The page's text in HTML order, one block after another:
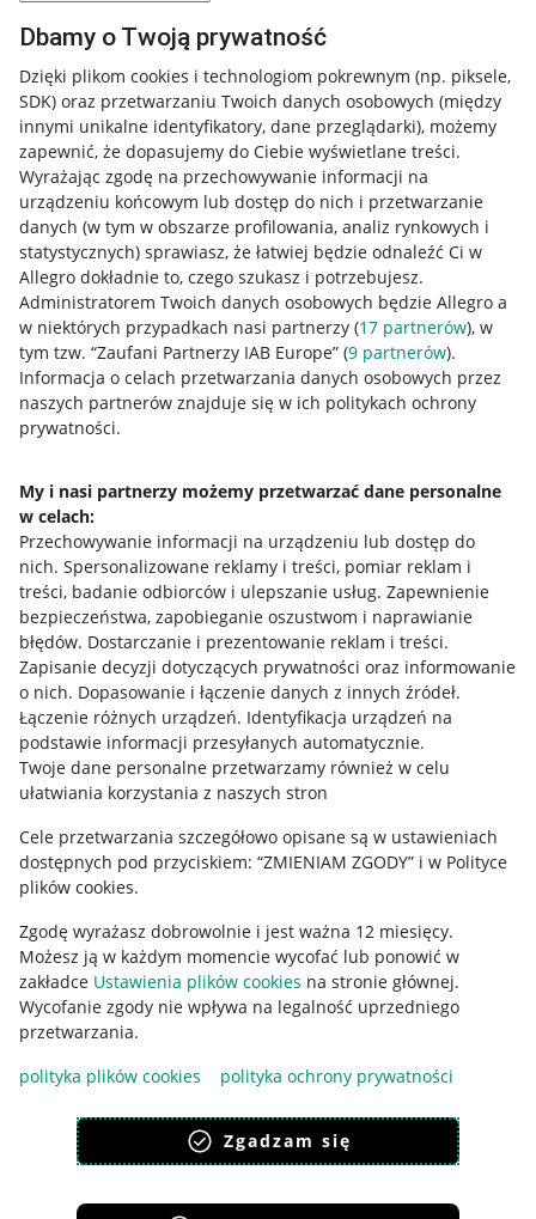
Dbamy o Twoją prywatność
Dzięki plikom cookies i technologiom pokrewnym (np. piksele,
SDK) oraz przetwarzaniu Twoich danych osobowych (między
innymi unikalne identyfikatory, dane przeglądarki), możemy
zapewnić, że dopasujemy do Ciebie wyświetlane treści.
Wyrażając zgodę na przechowywanie informacji na
urządzeniu końcowym lub dostęp do nich i przetwarzanie
danych (w tym w obszarze profilowania, analiz rynkowych i
statystycznych) sprawiasz, że łatwiej będzie odnaleźć Ci w
Allegro dokładnie to, czego szukasz i potrzebujesz.
Administratorem Twoich danych osobowych będzie Allegro a
w niektórych przypadkach nasi partnerzy (17 partnerów), w
tym tzw. “Zaufani Partnerzy IAB Europe” (9 partnerów).
Informacja o celach przetwarzania danych osobowych przez
naszych partnerów znajduje się w ich politykach ochrony
prywatności.
My i nasi partnerzy możemy przetwarzać dane personalne
w celach:
Przechowywanie informacji na urządzeniu lub dostęp do
nich. Spersonalizowane reklamy i treści, pomiar reklam i
treści, badanie odbiorców i ulepszanie usług. Zapewnienie
bezpieczeństwa, zapobieganie oszustwom i naprawianie
błędów. Dostarczanie i prezentowanie reklam i treści.
Zapisanie decyzji dotyczących prywatności oraz informowanie
o nich. Dopasowanie i łączenie danych z innych źródeł.
Łączenie różnych urządzeń. Identyfikacja urządzeń na
podstawie informacji przesyłanych automatycznie.
Twoje dane personalne przetwarzamy również w celu
ułatwiania korzystania z naszych stron
Cele przetwarzania szczegółowo opisane są w ustawieniach
dostępnych pod przyciskiem: “ZMIENIAM ZGODY” i w Polityce
plików cookies.
Zgodę wyrażasz dobrowolnie i jest ważna 12 miesięcy.
Możesz ją w każdym momencie wycofać lub ponowić w
zakładce Ustawienia plików cookies na stronie głównej.
Wycofanie zgody nie wpływa na legalność uprzedniego
przetwarzania.
polityka plików cookies
polityka ochrony prywatności
Zgadzam się
Przydatne informacje
Jak to działa
Allegro Gadane dla sprzedających
Allegro Gadane dla kupujących
Mapa miejscowości
Informacje prawne
Regulamin
Polityka plików "cookies"
Ustawienia plików "cookies"
Udostępnianie lokalizacji
Informacje dla Aktu o Usługach Cyfrowych
Pobierz aplikację